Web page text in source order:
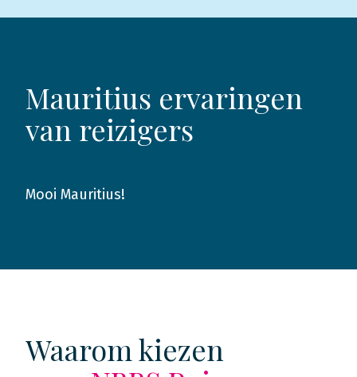
Mauritius ervaringen
van reizigers
2019
Mooi Mauritius!
Waarom kiezen